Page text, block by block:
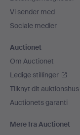
Vi sender med
Sociale medier
Auctionet
Om Auctionet
Ledige stillinger
Tilknyt dit auktionshus
Auctionets garanti
Mere fra Auctionet